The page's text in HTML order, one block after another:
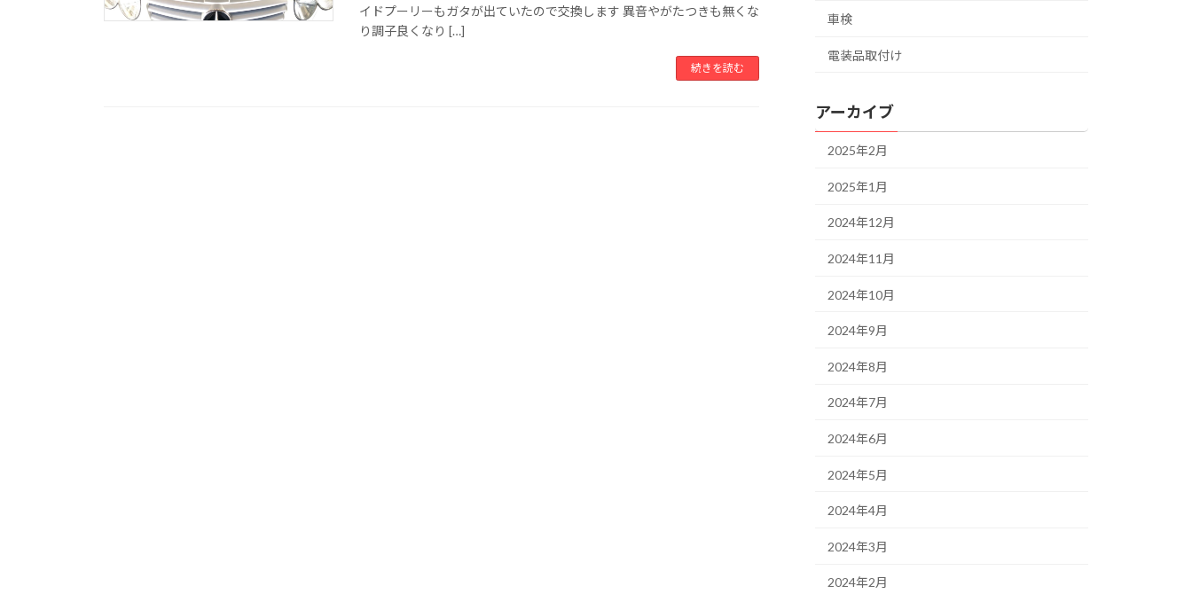
イドプーリーもガタが出ていたので交換します 異音やがたつきも無くな
り調子良くなり […]
続きを読む
車検
電装品取付け
アーカイブ
2025年2月
2025年1月
2024年12月
2024年11月
2024年10月
2024年9月
2024年8月
2024年7月
2024年6月
2024年5月
2024年4月
2024年3月
2024年2月